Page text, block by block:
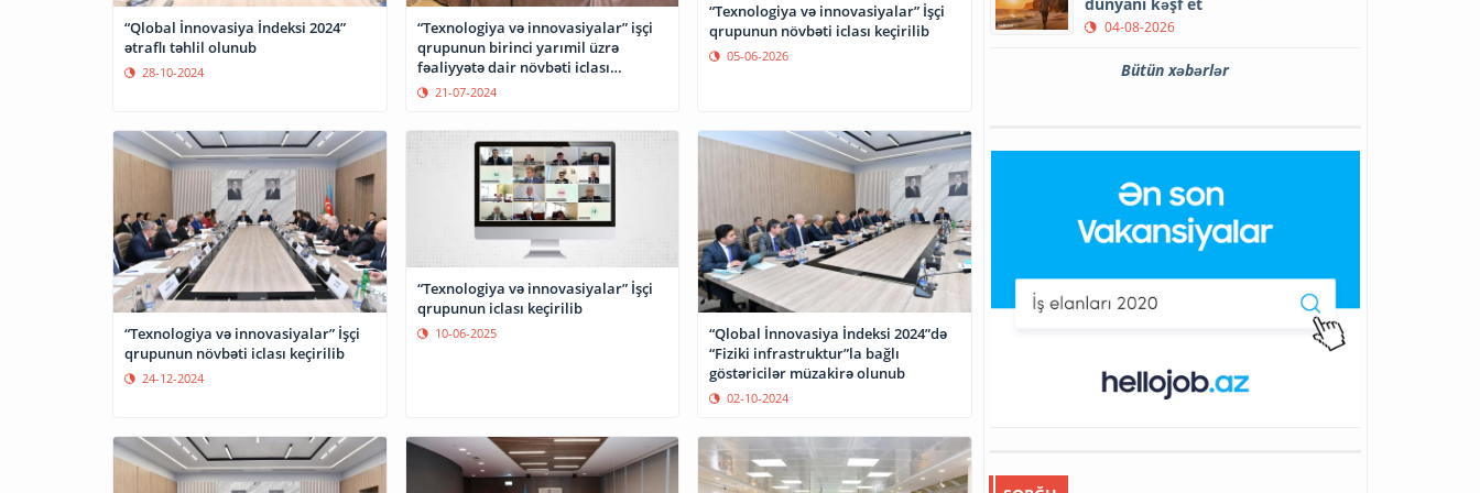
“Qlobal İnnovasiya İndeksi 2024”
ətraflı təhlil olunub
28-10-2024
“Texnologiya və innovasiyalar” işçi
qrupunun birinci yarımil üzrə
fəaliyyətə dair növbəti iclası
keçirilib
21-07-2024
“Texnologiya və innovasiyalar” İşçi
qrupunun növbəti iclası keçirilib
05-06-2026
“Texnologiya və innovasiyalar” İşçi
qrupunun növbəti iclası keçirilib
24-12-2024
“Texnologiya və innovasiyalar” İşçi
qrupunun iclası keçirilib
10-06-2025
“Qlobal İnnovasiya İndeksi 2024”də
“Fiziki infrastruktur”la bağlı
göstəricilər müzakirə olunub
02-10-2024
04-08-2026
Bütün xəbərlər